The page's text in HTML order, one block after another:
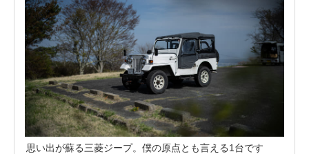
思い出が蘇る三菱ジープ。僕の原点とも言える1台です